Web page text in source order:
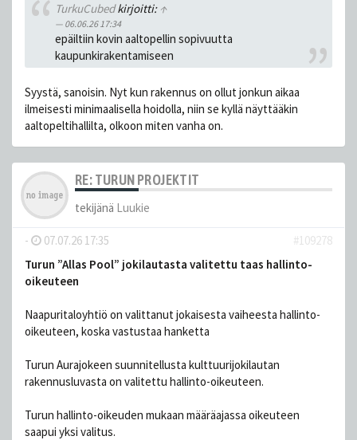
TurkuCubedkirjoitti: ↑
06.06.26 17:34
epäiltiin kovin aaltopellin sopivuutta
kaupunkirakentamiseen
Syystä, sanoisin. Nyt kun rakennus on ollut jonkun aikaa
ilmeisesti minimaalisella hoidolla, niin se kyllä näyttääkin
aaltopeltihallilta, olkoon miten vanha on.
RE: TURUN PROJEKTIT
tekijänä Luukie
- 07.07.26 17:35
#109278
Turun ”Allas Pool” jokilautasta valitettu taas hallinto-
oikeuteen
Naapuritaloyhtiö on valittanut jokaisesta vaiheesta hallinto-
oikeuteen, koska vastustaa hanketta
Turun Aurajokeen suunnitellusta kulttuurijokilautan
rakennusluvasta on valitettu hallinto-oikeuteen.
Turun hallinto-oikeuden mukaan määräajassa oikeuteen
saapui yksi valitus.